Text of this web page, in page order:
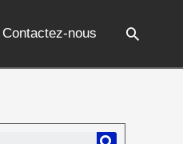
Contactez-nous